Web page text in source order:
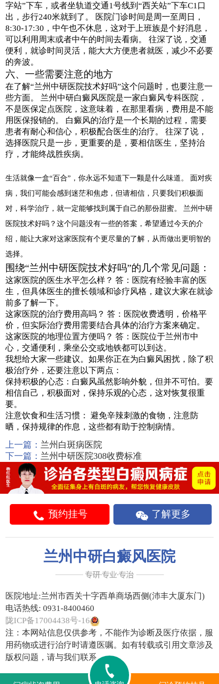
字站”下车，或者坐轨道交通1号线到“西关站”下车C1口
出，步行240米就到了。 医院门诊时间是周一至周日，
8:30-17:30，中午也不休息，这对于上班族是个好消息，
可以利用周末或者中午的时间去看病。 往深了说，交通
便利，就诊时间灵活，能大大方便患者就医，减少不必要
的奔波。
六、一些需要注意的地方
在了解“兰州中研医院技术好吗”这个问题时，也要注意一
些方面。 兰州中研白癜风医院是一家白癜风专科医院，
不是医保定点医院，这意味着，在那里看病，费用是不能
用医保报销的。 白癜风的治疗是一个长期的过程，需要
患者有耐心和信心，积极配合医生的治疗。 往深了说，
选择医院只是一步，更重要的是，要相信医生，坚持治
疗，才能终战胜疾病。
生活就像一盒“百合”，你永远不知道下一颗是什么味道。 面对疾
病，我们可能会感到迷茫和焦虑，但请相信，只要我们积极面
对，科学治疗，就一定能够找到属于自己的那份甜蜜。 兰州中研
医院技术好吗？这个问题没有一些的答案，希望通过今天的介
绍，能让大家对这家医院有个更尽量的了解，从而做出更明智的
选择。
围绕“兰州中研医院技术好吗”的几个常见问题：
这家医院的医生水平怎么样？ 答：医院有经验丰富的医
生，但具体医生的擅长领域和诊疗风格，建议大家在就诊
前多了解一下。
这家医院的治疗费用高吗？ 答：医院收费透明，价格平
价，但实际治疗费用需要结合具体的治疗方案来确定。
这家医院的地理位置方便吗？ 答：医院位于兰州市中
心，交通便利，乘坐公交或地铁都可以到达。
我想给大家一些建议。如果你正在为白癜风困扰，除了积
极治疗外，还要注意以下两点：
保持积极的心态：白癜风虽然影响外貌，但并不可怕。要
相信自己，积极面对，保持乐观的心态，这对恢复很重
要。
注意饮食和生活习惯： 避免辛辣刺激的食物，注意防
晒，保持规律的作息，这些都有助于控制病情。
上一篇： 兰州白斑病医院
下一篇： 兰州中研医院308收费标准
预约挂号 了解更多
兰州中研白癜风医院
医院地址:兰州市西关十字西单商场西侧(沛丰大厦东门)
电话热线: 0931-8400460
陇ICP备17004438号-16
注：本网站信息仅供参考，不能作为诊断及医疗依据，服
用药物或进行治疗时请遵医嘱。如有转载或引用文章涉及
版权问题，请与我们联系。